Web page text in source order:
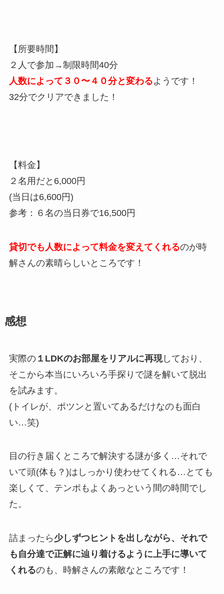
【所要時間】
２人で参加→制限時間40分
人数によって３０〜４０分と変わるようです！
32分でクリアできました！
【料金】
２名用だと6,000円
(当日は6,600円)
参考：６名の当日券で16,500円
貸切でも人数によって料金を変えてくれるのが時
解さんの素晴らしいところです！
感想
実際の１LDKのお部屋をリアルに再現しており、
そこから本当にいろいろ手探りで謎を解いて脱出
を試みます。
(トイレが、ポツンと置いてあるだけなのも面白
い…笑)
目の行き届くところで解決する謎が多く…それで
いて頭(体も？)はしっかり使わせてくれる…とても
楽しくて、テンポもよくあっという間の時間でし
た。
詰まったら 少しずつヒントを出しながら、それで
も自分達で正解に辿り着けるように上手に導いて
くれるのも、時解さんの素敵なところです！